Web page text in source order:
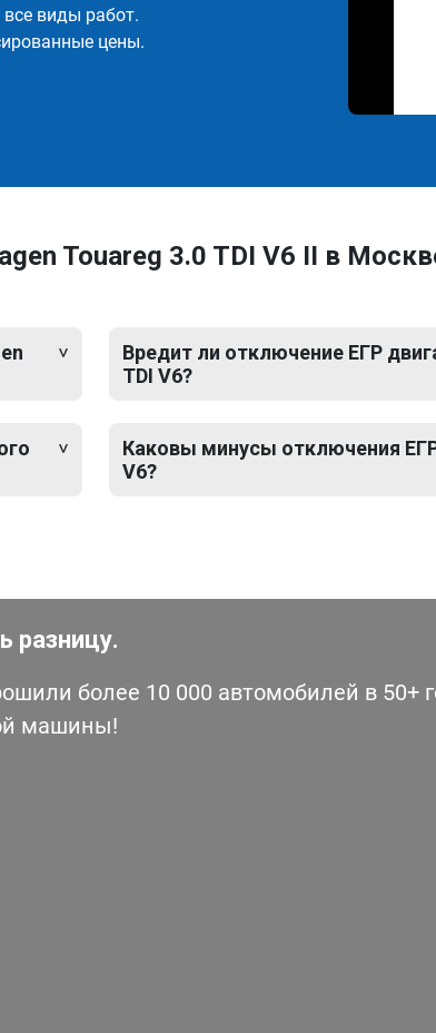
виды работ.
цены.
Touareg 3.0 TDI V6 II в
Вредит ли отключение ЕГР
TDI V6?
Каковы минусы отключения
V6?
разницу.
более 10 000 автомобилей в 50+
машины!